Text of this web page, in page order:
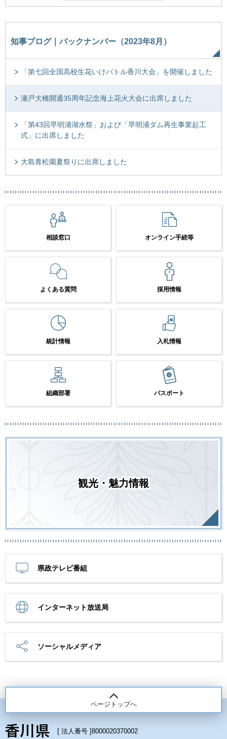
知事ブログ｜バックナンバー（2023年8月）
「第七回全国高校生花いけバトル香川大会」を開催しました
瀬戸大橋開通35周年記念海上花火大会に出席しました
「第43回早明浦湖水祭」および「早明浦ダム再生事業起工
式」に出席しました
大島青松園夏祭りに出席しました
相談窓口 オンライン手続等
よくある質問 採用情報
統計情報 入札情報
組織部署 パスポート
観光・魅力情報
県政テレビ番組
インターネット放送局
ソーシャルメディア
ページトップへ
[ 法人番号 ]8000020370002